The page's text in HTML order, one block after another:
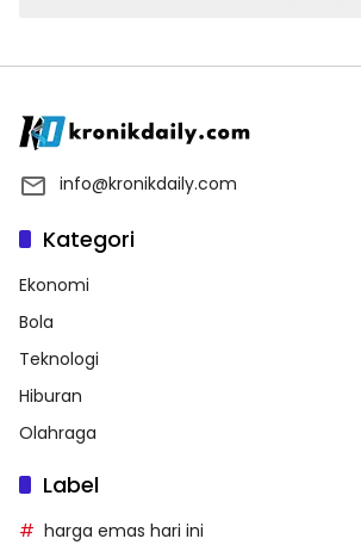
info@kronikdaily.com
Kategori
Ekonomi
Bola
Teknologi
Hiburan
Olahraga
Label
harga emas hari ini